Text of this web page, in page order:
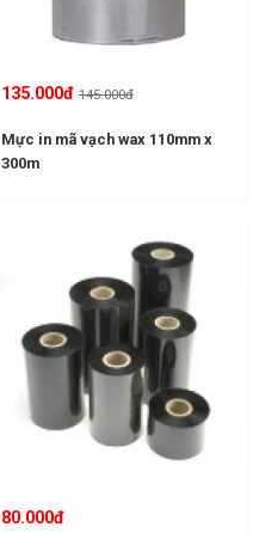
135.000đ145.000đ
Mực in mã vạch wax 110mm x
300m
80.000đ